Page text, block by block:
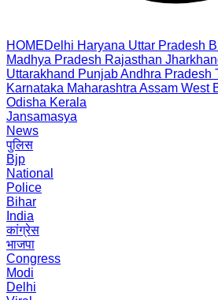
HOMEDelhi Haryana Uttar Pradesh
Madhya Pradesh Rajasthan
Uttarakhand PunjabAndhra Pradesh
Karnataka Maharashtra Assam West
Odisha Kerala
Jansamasya
News
पुलिस
Bjp
National
Police
Bihar
India
कांग्रेस
भाजपा
Congress
Modi
Delhi